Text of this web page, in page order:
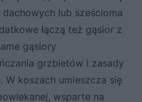
lub sześcioma
łączą też gąsior z
gąsiory
grzbietów i zasady
W koszach umieszcza się
wsparte na